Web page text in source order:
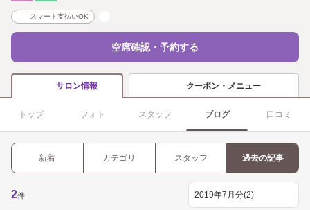
スマート支払いOK
空席確認・予約する
サロン情報 クーポン・メニュー
トップ フォト スタッフ ブログ 口コミ
新着 カテゴリ スタッフ 過去の記事
2件